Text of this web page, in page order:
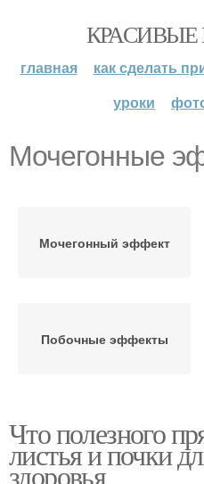
главная как сделать
уроки
Мочегонные
Мочегонный эффект
Побочные эффекты
Что полезного
листья и почки
здоровья